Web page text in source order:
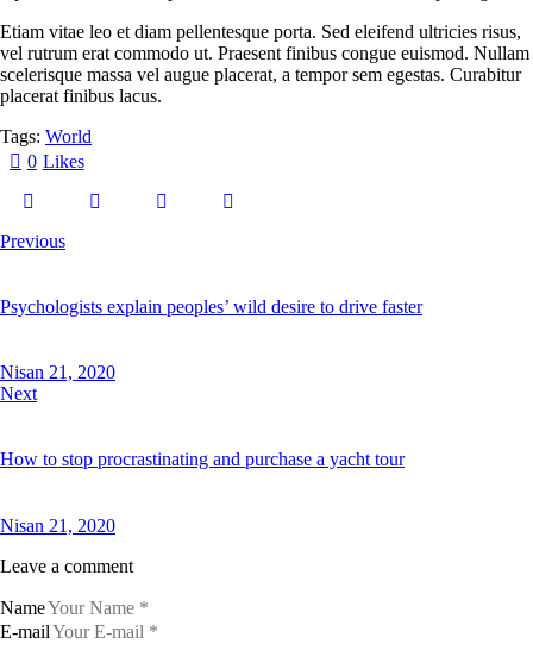
a
s
d
g
u
e
r
g
,
s
e
a
n
c
s
l
b
r
e
Etiam vitae leo et diam pellentesque porta. Sed eleifend ultricies risus,
vel rutrum erat commodo ut. Praesent finibus congue euismod. Nullam
scelerisque massa vel augue placerat, a tempor sem egestas. Curabitur
placerat finibus lacus.
Tags: World
0 Likes
Previous
Psychologists explain peoples’ wild desire to drive faster
Nisan 21, 2020
Next
How to stop procrastinating and purchase a yacht tour
Nisan 21, 2020
Leave a comment
Name
E-mail